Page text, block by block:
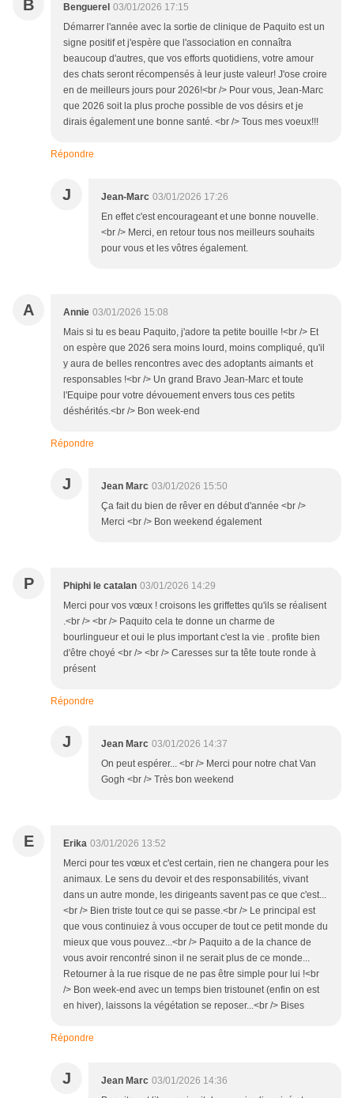
B Benguerel 03/01/2026 17:15
Démarrer l'année avec la sortie de clinique de Paquito est un
signe positif et j'espère que l'association en connaîtra
beaucoup d'autres, que vos efforts quotidiens, votre amour
des chats seront récompensés à leur juste valeur! J'ose croire
en de meilleurs jours pour 2026!<br /> Pour vous, Jean-Marc
que 2026 soit la plus proche possible de vos désirs et je
dirais également une bonne santé. <br /> Tous mes voeux!!!
Répondre
J Jean-Marc 03/01/2026 17:26
En effet c'est encourageant et une bonne nouvelle.
<br /> Merci, en retour tous nos meilleurs souhaits
pour vous et les vôtres également.
A Annie 03/01/2026 15:08
Mais si tu es beau Paquito, j'adore ta petite bouille !<br /> Et
on espère que 2026 sera moins lourd, moins compliqué, qu'il
y aura de belles rencontres avec des adoptants aimants et
responsables !<br /> Un grand Bravo Jean-Marc et toute
l'Equipe pour votre dévouement envers tous ces petits
déshérités.<br /> Bon week-end
Répondre
J Jean Marc 03/01/2026 15:50
Ça fait du bien de rêver en début d'année <br />
Merci <br /> Bon weekend également
P Phiphi le catalan 03/01/2026 14:29
Merci pour vos vœux ! croisons les griffettes qu'ils se réalisent
.<br /> <br /> Paquito cela te donne un charme de
bourlingueur et oui le plus important c'est la vie . profite bien
d'être choyé <br /> <br /> Caresses sur ta tête toute ronde à
présent
Répondre
J Jean Marc 03/01/2026 14:37
On peut espérer... <br /> Merci pour notre chat Van
Gogh <br /> Très bon weekend
E Erika 03/01/2026 13:52
Merci pour tes vœux et c'est certain, rien ne changera pour les
animaux. Le sens du devoir et des responsabilités, vivant
dans un autre monde, les dirigeants savent pas ce que c'est...
<br /> Bien triste tout ce qui se passe.<br /> Le principal est
que vous continuiez à vous occuper de tout ce petit monde du
mieux que vous pouvez...<br /> Paquito a de la chance de
vous avoir rencontré sinon il ne serait plus de ce monde...
Retourner à la rue risque de ne pas être simple pour lui !<br
/> Bon week-end avec un temps bien tristounet (enfin on est
en hiver), laissons la végétation se reposer...<br /> Bises
Répondre
J Jean Marc 03/01/2026 14:36